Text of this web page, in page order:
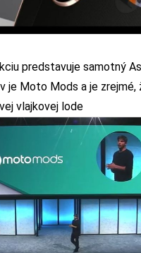
predstavuje samotný
je Moto Mods a je zrejmé,
vlajkovej lode